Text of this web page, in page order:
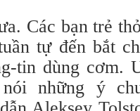
Các bạn trẻ
tự đến bắt
tin dùng cơm.
những ý